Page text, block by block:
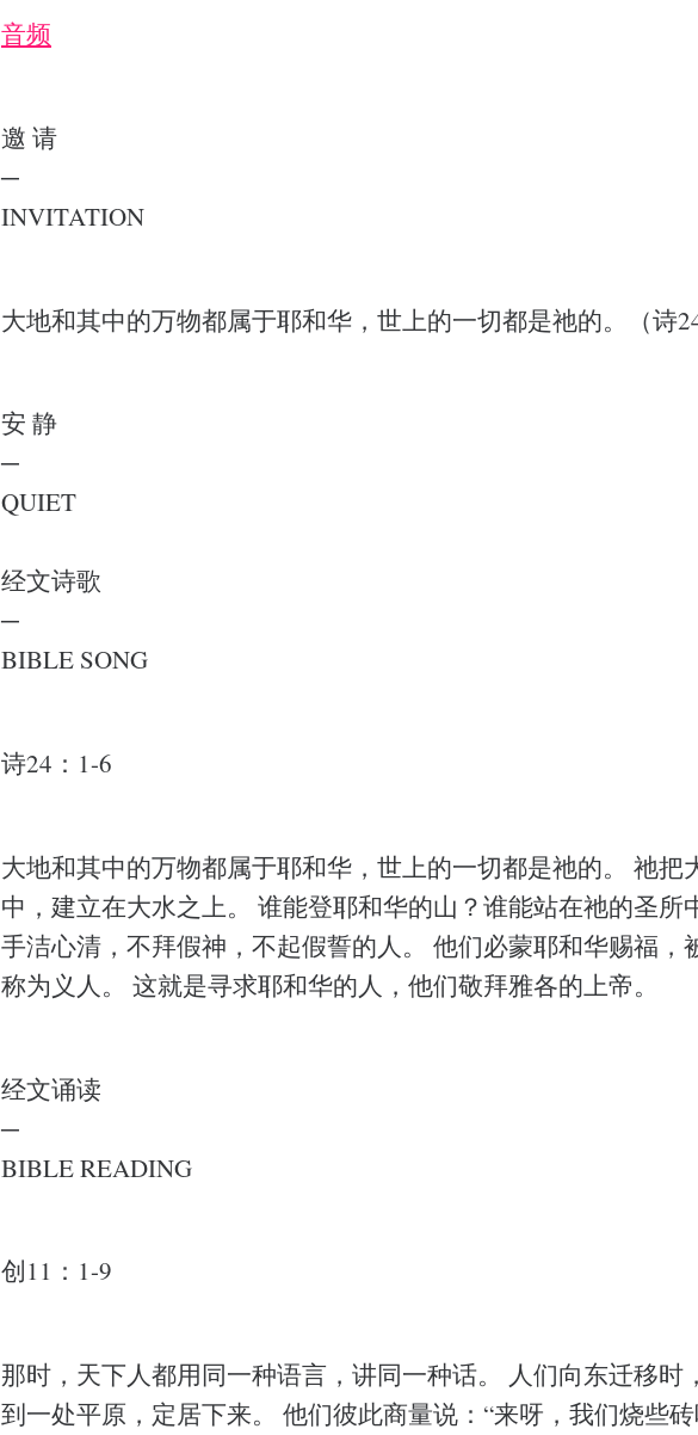
音频
邀 请
─
INVITATION
大地和其中的万物都属于耶和华，世上的一切都是祂的。（诗
安 静
─
QUIET
经文诗歌
─
BIBLE SONG
诗24：1-6
大地和其中的万物都属于耶和华，世上的一切都是祂的。 祂把
中，建立在大水之上。 谁能登耶和华的山？谁能站在祂的圣所
手洁心清，不拜假神，不起假誓的人。 他们必蒙耶和华赐福，
称为义人。 这就是寻求耶和华的人，他们敬拜雅各的上帝。
经文诵读
─
BIBLE READING
创11：1-9
那时，天下人都用同一种语言，讲同一种话。 人们向东迁移时
到一处平原，定居下来。 他们彼此商量说：“来呀，我们烧些